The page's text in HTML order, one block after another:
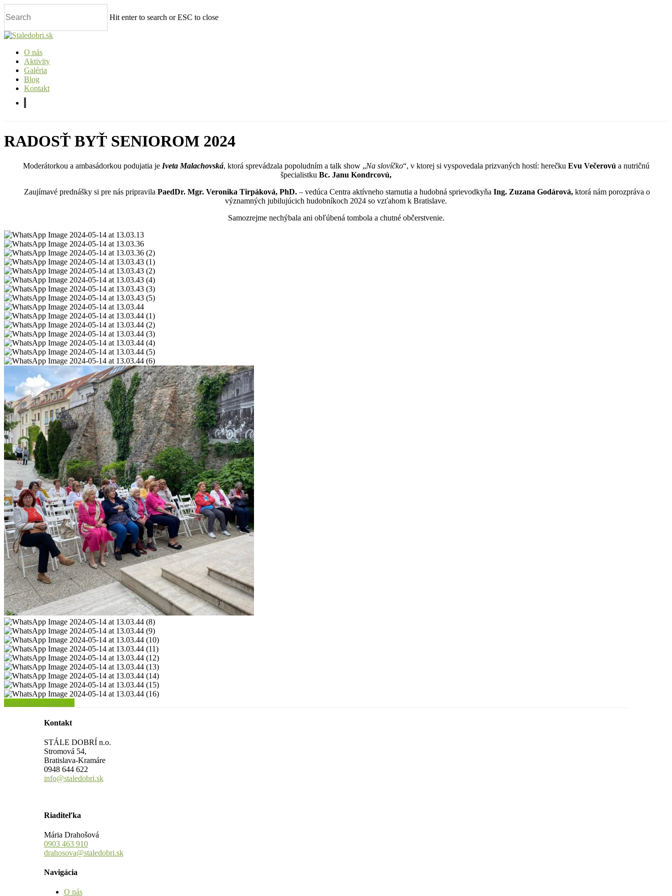
to
content
Hit enter to search or ESC to close
Close
O nás
Aktivity
Galéria
Blog
Kontakt
facebook
RADOSŤ BYŤ SENIOROM 2024
Moderátorkou a ambasádorkou podujatia je Iveta Malachovská, ktorá sprevádzala popoludním a talk show „Na slovíčko“, v ktorej si vyspovedala prizvaných hostí: herečku Evu Večerovú a nutričnú
špecialistku Bc. Janu Kondrcovú,
Zaujímavé prednášky si pre nás pripravila PaedDr. Mgr. Veronika Tirpáková, PhD. – vedúca Centra aktívneho starnutia a hudobná sprievodkyňa Ing. Zuzana Godárová, ktorá nám porozpráva o
významných jubilujúcich hudobníkoch 2024 so vzťahom k Bratislave.
Samozrejme nechýbala ani obľúbená tombola a chutné občerstvenie.
WhatsApp
Image
2024-
05-
14
at
13.03.13
WhatsApp
Image
2024-
05-
14
at
13.03.36
WhatsApp
Image
2024-
05-
14
at
13.03.36
(2)
WhatsApp
Image
2024-
05-
14
at
13.03.43
(1)
WhatsApp
Image
2024-
05-
14
at
13.03.43
(2)
WhatsApp
Image
2024-
05-
14
at
13.03.43
(4)
WhatsApp
Image
2024-
05-
14
at
13.03.43
(3)
WhatsApp
Image
2024-
05-
14
at
13.03.43
WhatsApp
Image
2024-
05-
14
at
WhatsApp
Image
2024-
05-
14
13.03.44
(1)
WhatsApp
Image
2024-
05-
13.03.44
(2)
WhatsApp
Image
2024-
at
13.03.44
(3)
WhatsApp
Image
14
at
13.03.44
(4)
WhatsApp
05-
14
at
13.03.44
(5)
2024-
05-
14
at
13.03.44
(6)
WhatsApp
Image
2024-
05-
14
at
13.03.44
(7)
WhatsApp
Image
2024-
05-
14
at
13.03.44
(8)
WhatsApp
Image
2024-
05-
14
at
13.03.44
(9)
WhatsApp
Image
2024-
05-
14
at
13.03.44
WhatsApp
Image
2024-
05-
14
at
WhatsApp
Image
2024-
05-
14
WhatsApp
Image
2024-
05-
WhatsApp
Image
2024-
WhatsApp
Image
WhatsApp
Share Share Share Pin
Kontakt
STÁLE DOBRÍ n.o.
Stromová 54,
Bratislava-Kramáre
0948 644 622
info@staledobri.sk
Riaditeľka
Mária Drahošová
0903 463 910
drahosova@staledobri.sk
Navigácia
O nás